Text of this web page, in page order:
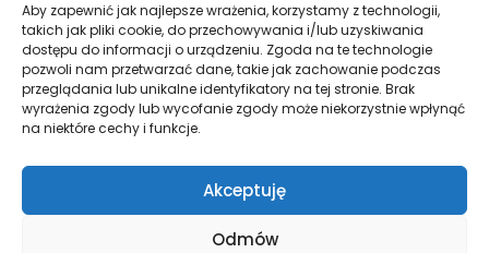
Aby zapewnić jak najlepsze wrażenia, korzystamy z technologii,
takich jak pliki cookie, do przechowywania i/lub uzyskiwania
dostępu do informacji o urządzeniu. Zgoda na te technologie
pozwoli nam przetwarzać dane, takie jak zachowanie podczas
przeglądania lub unikalne identyfikatory na tej stronie. Brak
wyrażenia zgody lub wycofanie zgody może niekorzystnie wpłynąć
na niektóre cechy i funkcje.
Akceptuję
Odmów
Miasto i Gmina
Radłów